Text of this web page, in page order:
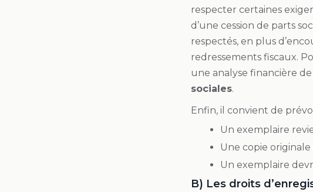
respecter certaines
d’une cession de parts
respectés, en plus
redressements fiscaux.
une analyse financière
sociales.
Enfin, il convient de
Un exemplaire
Une copie
Un exemplaire
B) Les droits